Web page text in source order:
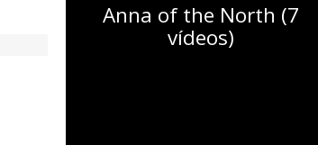
Anna of the North (7
vídeos)